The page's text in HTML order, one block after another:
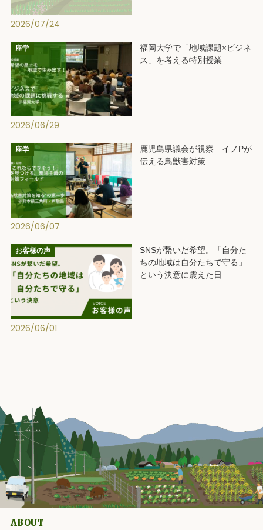
2026/07/24
座学
福岡大学で「地域課題×ビジネ
ス」を考える特別授業
2026/06/29
座学
鹿児島県議会が視察 イノPが
伝える鳥獣害対策
2026/06/07
お客様の声
SNSが繋いだ希望。「自分た
ちの地域は自分たちで守る」
という決意に震えた日
2026/06/01
ABOUT